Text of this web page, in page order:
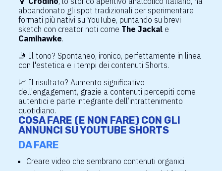
abbandonato gli spot tradizionali per sperimentare
formati più nativi su YouTube, puntando su brevi
sketch con creator noti come The Jackale
Camihawke.
🤳 Il tono? Spontaneo, ironico, perfettamente in linea
con l'estetica e i tempi dei contenuti Shorts.
📈 Il risultato? Aumento significativo
dell'engagement, grazie a contenuti percepiti come
autentici e parte integrante dell’intrattenimento
quotidiano.
COSA FARE (E NON FARE) CON GLI
ANNUNCI SU YOUTUBE SHORTS
DA FARE
Creare video che sembrano contenuti organici